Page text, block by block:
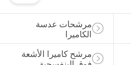
مرشحات عدسة
الكاميرا
مرشح كاميرا الأشعة